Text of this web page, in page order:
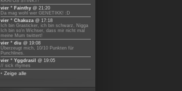
vier ° Fainthy @ 21:20
Da mag wohl wer GENETIKK! :D
vier ° Chakuza @ 17:18
Ich bin Grasticker, ich bin schwarz, Nigga
Ich bin so'n Wichser, dass mir nicht mal
meine Mum twittert!
vier ° diu @ 19:08
Überzeugt mich, 10/10 Punkten für
Punchlines.
vier ° Yggdrasil
@ 19:05
// sick rhymes
• Zeige alle